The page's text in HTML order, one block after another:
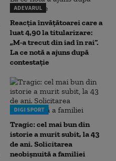
ADEVARUL
Reacția învățătoarei care a
luat 4,90 la titularizare:
„M-a trecut din iad în rai”.
La ce notă a ajuns după
contestație
DIGI SPORT
Tragic: cel mai bun din
istorie a murit subit, la 43
de ani. Solicitarea
neobișnuită a familiei